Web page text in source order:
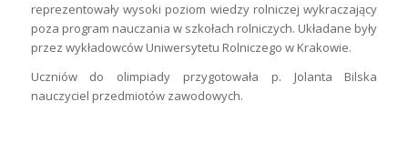
reprezentowały wysoki poziom wiedzy rolniczej wykraczający
poza program nauczania w szkołach rolniczych. Układane były
przez wykładowców Uniwersytetu Rolniczego w Krakowie.
Uczniów do olimpiady przygotowała p. Jolanta Bilska
nauczyciel przedmiotów zawodowych.